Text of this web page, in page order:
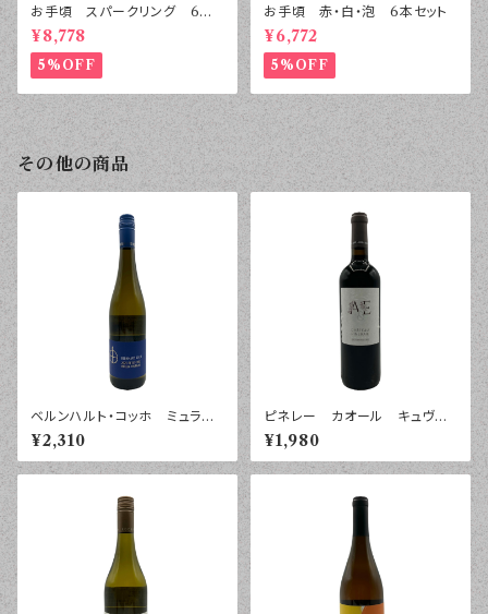
お手頃 スパークリング 6本
セット
¥8,778
5%OFF
お手頃 赤・白・泡 6本セット
¥6,772
5%OFF
その他の商品
ベルンハルト・コッホ ミュラー
トゥルガウ プティ・チエ トロ
ッケン ファルツ ２０２５年
７５０ｍｌ
¥2,310
ピネレー カオール キュヴ
ェ Ａ＆Ｅ ２０２０年 ７５０ｍ
ｌ
¥1,980